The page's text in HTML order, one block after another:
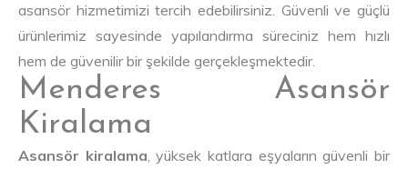
asansör hizmetimizi tercih edebilirsiniz. Güvenli ve güçlü
ürünlerimiz sayesinde yapılandırma süreciniz hem hızlı
hem de güvenilir bir şekilde gerçekleşmektedir.
Menderes Asansör
Kiralama
Asansör kiralama, yüksek katlara eşyaların güvenli bir